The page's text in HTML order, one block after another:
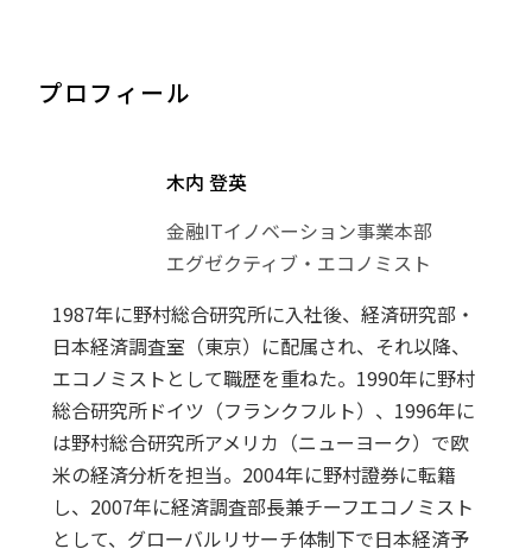
プロフィール
木内 登英
金融ITイノベーション事業本部
エグゼクティブ・エコノミスト
1987年に野村総合研究所に入社後、経済研究部・
日本経済調査室（東京）に配属され、それ以降、
エコノミストとして職歴を重ねた。1990年に野村
総合研究所ドイツ（フランクフルト）、1996年に
は野村総合研究所アメリカ（ニューヨーク）で欧
米の経済分析を担当。2004年に野村證券に転籍
し、2007年に経済調査部長兼チーフエコノミスト
として、グローバルリサーチ体制下で日本経済予